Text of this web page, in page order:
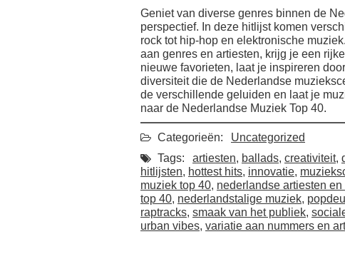
Geniet van diverse genres binnen de
perspectief. In deze hitlijst komen
rock tot hip-hop en elektronische
aan genres en artiesten, krijg je een
nieuwe favorieten, laat je inspireren
diversiteit die de Nederlandse
de verschillende geluiden en laat je
naar de Nederlandse Muziek Top 40.
Categorieën:
Uncategorized
Tags:
artiesten, ballads, creativiteit,
hitlijsten, hottest hits, innovatie,
muziek top 40, nederlandse artiesten
top 40, nederlandstalige muziek,
raptracks, smaak van het publiek,
urban vibes, variatie aan nummers en